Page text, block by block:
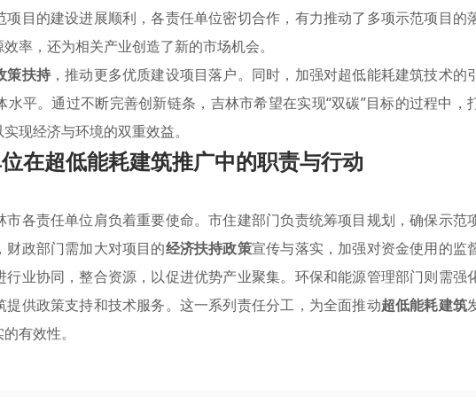
目的建设进展顺利，各责任单位密切合作，有力推动了多项示范项目的
率，还为相关产业创造了新的市场机会。
策扶持，推动更多优质建设项目落户。同时，加强对超低能耗建筑技术的
平。通过不断完善创新链条，吉林市希望在实现“双碳”目标的过程中，
现经济与环境的双重效益。
在超低能耗建筑推广中的职责与行动
市各责任单位肩负着重要使命。市住建部门负责统筹项目规划，确保示范
财政部门需加大对项目的经济扶持政策宣传与落实，加强对资金使用的监
业协同，整合资源，以促进优势产业聚集。环保和能源管理部门则需强
供政策支持和技术服务。这一系列责任分工，为全面推动超低能耗建筑
有效性。